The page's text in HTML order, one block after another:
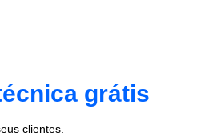
grátis
clientes.